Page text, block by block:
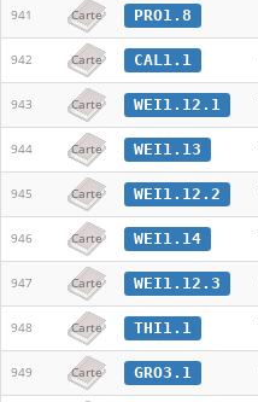
941 Carte PRO1.8
942 Carte CAL1.1
943 Carte WEI1.12.1
944 Carte WEI1.13
945 Carte WEI1.12.2
946 Carte WEI1.14
947 Carte WEI1.12.3
948 Carte THI1.1
949 Carte GRO3.1